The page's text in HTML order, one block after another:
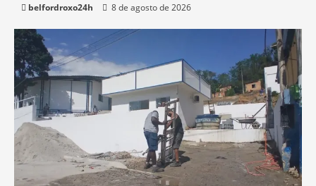
belfordroxo24h
8 de agosto de 2026